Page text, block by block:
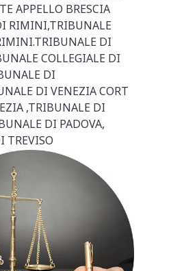
APPELLO BRESCIA
RIMINI,TRIBUNALE
DI
COLLEGIALE DI
DI
DI VENEZIA CORT
,TRIBUNALE DI
DI PADOVA,
TREVISO